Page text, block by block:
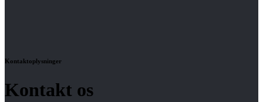
Kontaktoplysninger
Kontakt os